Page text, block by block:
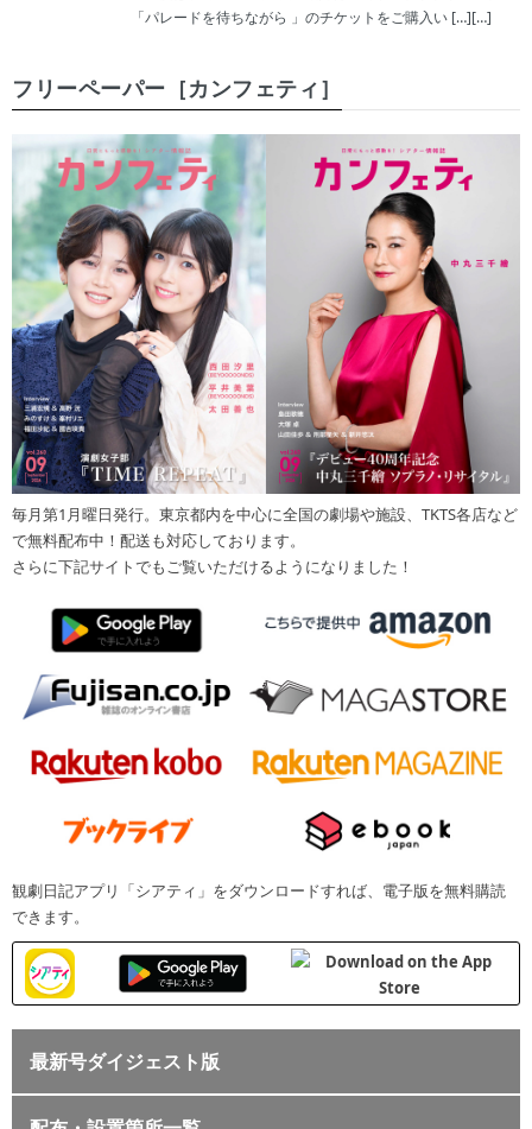
「パレードを待ちながら 」のチケットをご購入い […][…]
フリーペーパー［カンフェティ］
毎月第1月曜日発行。東京都内を中心に全国の劇場や施設、TKTS各店など
で無料配布中！配送も対応しております。
さらに下記サイトでもご覧いただけるようになりました！
観劇日記アプリ「シアティ」をダウンロードすれば、電子版を無料購読
できます。
最新号ダイジェスト版